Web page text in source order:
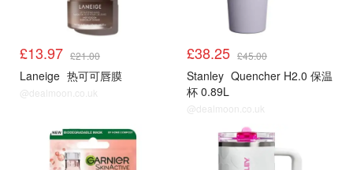
£13.97 £21.00
Laneige 热可可唇膜
@dealmoon.co.uk
£38.25 £45.00
Stanley Quencher H2.0 保温
杯 0.89L
@dealmoon.co.uk